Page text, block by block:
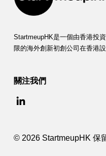
StartmeupHK是一個由香港投
限的海外創新初創公司在香港
關注我們
© 2026 StartmeupHK 保